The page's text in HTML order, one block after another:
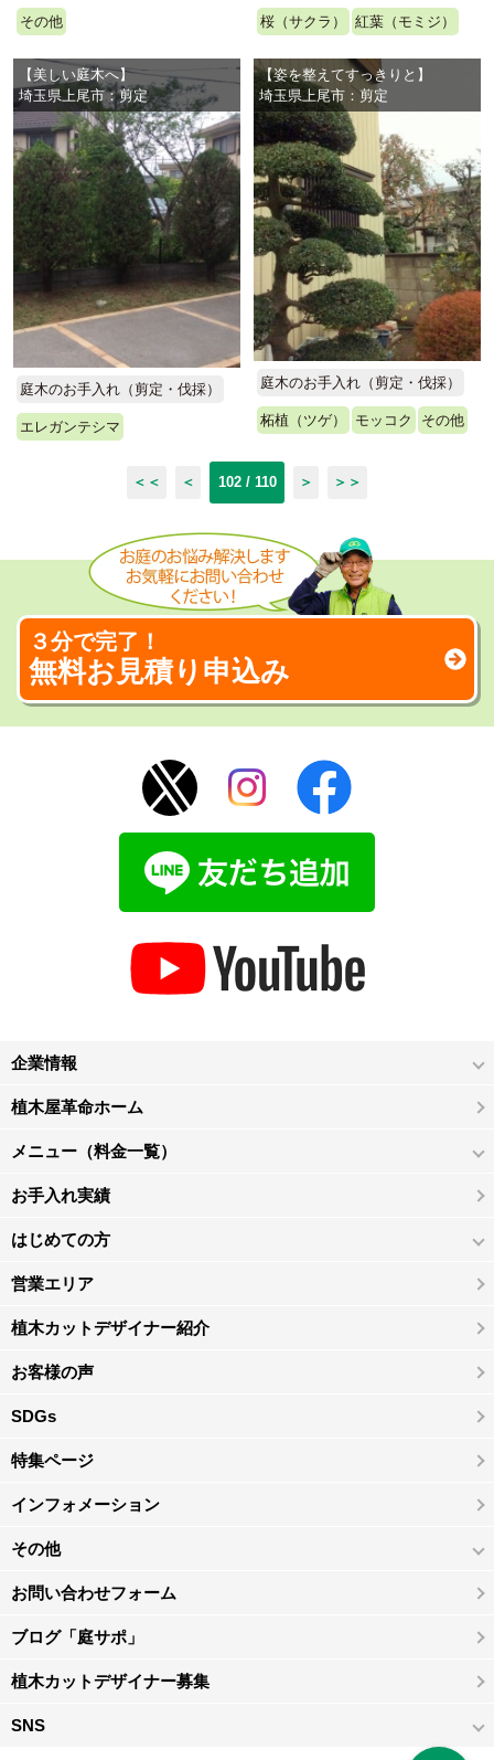
その他 桜（サクラ） 紅葉（モミジ）
【美しい庭木へ】
埼玉県上尾市：剪定
庭木のお手入れ（剪定・伐採）
エレガンテシマ
【姿を整えてすっきりと】
埼玉県上尾市：剪定
庭木のお手入れ（剪定・伐採）
柘植（ツゲ） モッコク その他
＜＜ ＜ 102 / 110 ＞ ＞＞
３分で完了！
無料お見積り申込み
企業情報
植木屋革命ホーム
メニュー（料金一覧）
お手入れ実績
はじめての方
営業エリア
植木カットデザイナー紹介
お客様の声
SDGs
特集ページ
インフォメーション
その他
お問い合わせフォーム
ブログ「庭サポ」
植木カットデザイナー募集
SNS